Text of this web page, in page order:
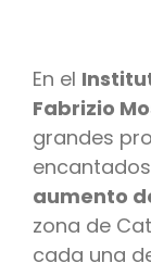
En el
Fabrizio
grandes
aumento
zona de
cada una